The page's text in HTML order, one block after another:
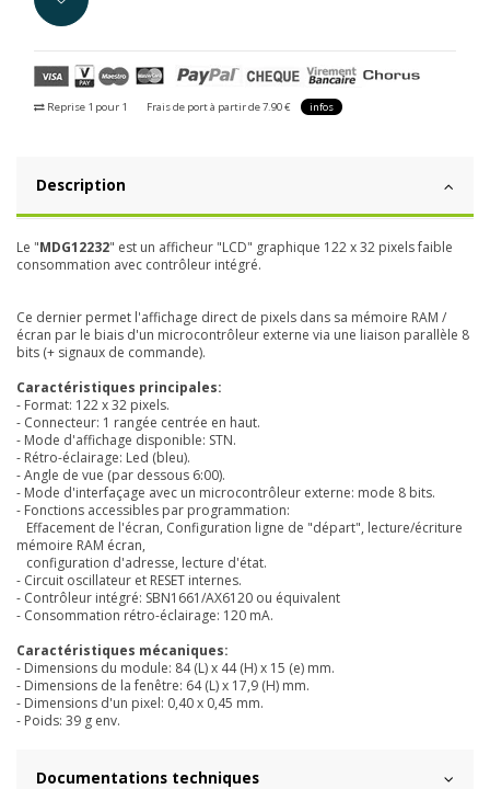
Reprise 1 pour 1 Frais de port à partir de 7.90 € infos
Description
Le "MDG12232" est un afficheur "LCD" graphique 122 x 32 pixels faible
consommation avec contrôleur intégré.
Ce dernier permet l'affichage direct de pixels dans sa mémoire RAM /
écran par le biais d'un microcontrôleur externe via une liaison parallèle 8
bits (+ signaux de commande).
Caractéristiques principales:
- Format: 122 x 32 pixels.
- Connecteur: 1 rangée centrée en haut.
- Mode d'affichage disponible: STN.
- Rétro-éclairage: Led (bleu).
- Angle de vue (par dessous 6:00).
- Mode d'interfaçage avec un microcontrôleur externe: mode 8 bits.
- Fonctions accessibles par programmation:
Effacement de l'écran, Configuration ligne de "départ", lecture/écriture
mémoire RAM écran,
configuration d'adresse, lecture d'état.
- Circuit oscillateur et RESET internes.
- Contrôleur intégré: SBN1661/AX6120 ou équivalent
- Consommation rétro-éclairage: 120 mA.
Caractéristiques mécaniques:
- Dimensions du module: 84 (L) x 44 (H) x 15 (e) mm.
- Dimensions de la fenêtre: 64 (L) x 17,9 (H) mm.
- Dimensions d'un pixel: 0,40 x 0,45 mm.
- Poids: 39 g env.
Documentations techniques